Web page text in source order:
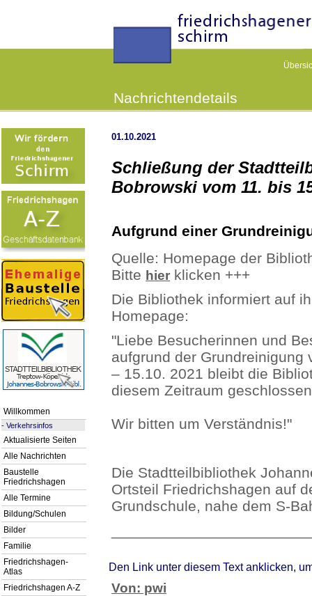
Nachrichtendetails
Willkommen
- Verkehrsinfos
Aktualisierte Seiten
Alle Nachrichten
Baustelle
Friedrichshagen
Alle Termine
Bildung/Schulen
Bilder
Familie
Friedrichshagen-
Atlas
Friedrichshagen A-Z
01.10.2021
Schließung der
Bobrowski vom 11. bis
Aufgrund einer
Quelle: Homepage der
Bitte hier klicken +++
Die Bibliothek informiert auf
Homepage:
"Liebe Besucherinnen und
aufgrund der Grundreinigung
– 15.10. 2021 bleibt die
diesem Zeitraum
Wir bitten um Verständnis!"
Die Stadtteilbibliothek
Ortsteil Friedrichshagen auf
Grundschule, nahe dem S-
Den Link unter diesem Text anklicken,
Von: pwi